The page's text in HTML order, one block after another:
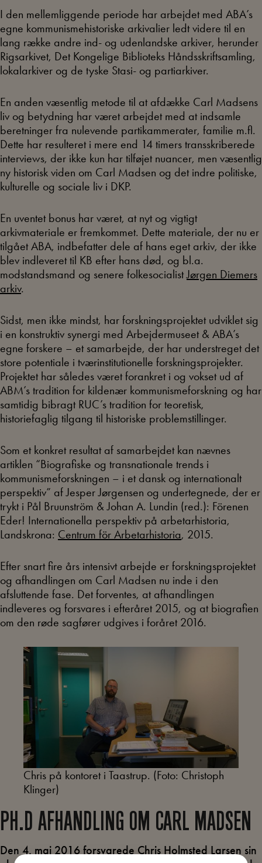
I den mellemliggende periode har arbejdet med ABA’s
egne kommunismehistoriske arkivalier ledt videre til en
lang række andre ind- og udenlandske arkiver, herunder
Rigsarkivet, Det Kongelige Biblioteks Håndsskriftsamling,
lokalarkiver og de tyske Stasi- og partiarkiver.
En anden væsentlig metode til at afdække Carl Madsens
liv og betydning har været arbejdet med at indsamle
beretninger fra nulevende partikammerater, familie m.fl.
Dette har resulteret i mere end 14 timers transskriberede
interviews, der ikke kun har tilføjet nuancer, men væsentlig
ny historisk viden om Carl Madsen og det indre politiske,
kulturelle og sociale liv i DKP.
En uventet bonus har været, at nyt og vigtigt
arkivmateriale er fremkommet. Dette materiale, der nu er
tilgået ABA, indbefatter dele af hans eget arkiv, der ikke
blev indleveret til KB efter hans død, og bl.a.
modstandsmand og senere folkesocialistJørgen Diemers
arkiv.
Sidst, men ikke mindst, har forskningsprojektet udviklet sig
i en konstruktiv synergi med Arbejdermuseet & ABA’s
egne forskere – et samarbejde, der har understreget det
store potentiale i tværinstitutionelle forskningsprojekter.
Projektet har således været forankret i og vokset ud af
ABM’s tradition for kildenær kommunismeforskning og har
samtidig bibragt RUC’s tradition for teoretisk,
historiefaglig tilgang til historiske problemstillinger.
Som et konkret resultat af samarbejdet kan nævnes
artiklen “Biografiske og transnationale trends i
kommunismeforskningen – i et dansk og internationalt
perspektiv” af Jesper Jørgensen og undertegnede, der er
trykt i Pål Bruunström & Johan A. Lundin (red.): Förenen
Eder! Internationella perspektiv på arbetarhistoria,
Landskrona: Centrum för Arbetarhistoria, 2015.
Efter snart fire års intensivt arbejde er forskningsprojektet
og afhandlingen om Carl Madsen nu inde i den
afsluttende fase. Det forventes, at afhandlingen
indleveres og forsvares i efteråret 2015, og at biografien
om den røde sagfører udgives i foråret 2016.
Chris på kontoret i Taastrup. (Foto: Christoph
Klinger)
PH.D AFHANDLING OM CARL MADSEN
Den 4. maj 2016 forsvarede Chris Holmsted Larsen sin